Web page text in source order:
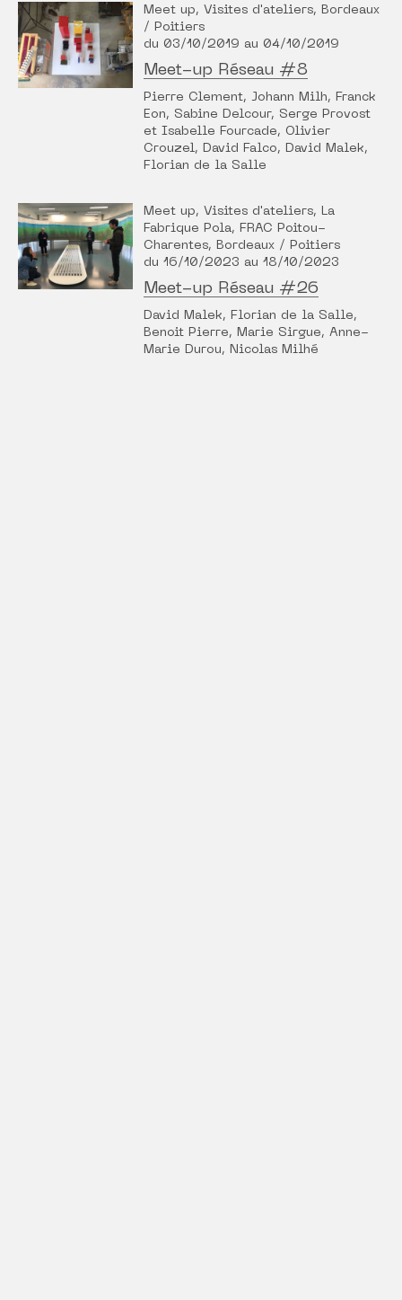
Meet up, Visites d'ateliers, Bordeaux
/ Poitiers
du 03/10/2019 au 04/10/2019
Meet-up Réseau #8
Pierre Clement, Johann Milh, Franck
Eon, Sabine Delcour, Serge Provost
et Isabelle Fourcade, Olivier
Crouzel, David Falco, David Malek,
Florian de la Salle
Meet up, Visites d'ateliers, La
Fabrique Pola, FRAC Poitou-
Charentes, Bordeaux / Poitiers
du 16/10/2023 au 18/10/2023
Meet-up Réseau #26
David Malek, Florian de la Salle,
Benoit Pierre, Marie Sirgue, Anne-
Marie Durou, Nicolas Milhé